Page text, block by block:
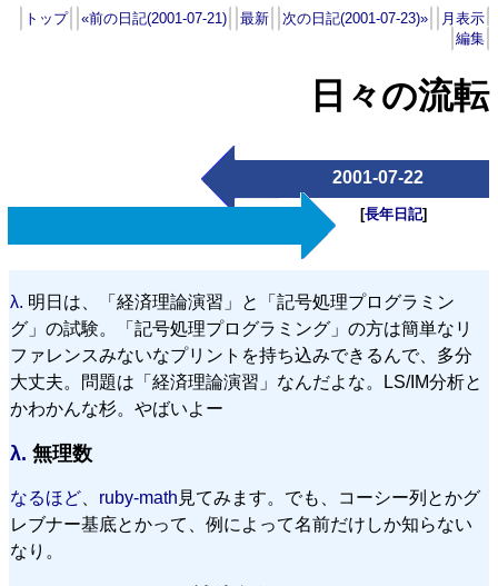
トップ «前の日記(2001-07-21) 最新 次の日記(2001-07-23)»
月表示
編集
日々の流転
2001-07-22
[長年日記]
λ. 明日は、「経済理論演習」と「記号処理プログラミン
グ」の試験。「記号処理プログラミング」の方は簡単なリ
ファレンスみないなプリントを持ち込みできるんで、多分
大丈夫。問題は「経済理論演習」なんだよな。LS/IM分析と
かわかんな杉。やばいよー
λ. 無理数
なるほど ruby-math 見てみます。でも、コーシー列とかグ
レブナー基底とかって、例によって名前だけしか知らない
なり。